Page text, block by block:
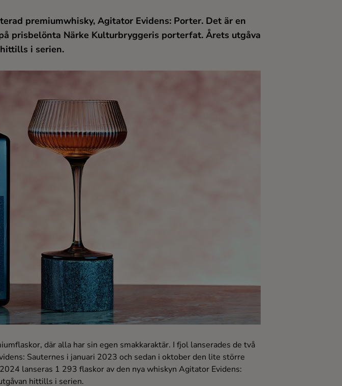
premiumwhisky, Agitator Evidens: Porter. Det är en
prisbelönta Närke Kulturbryggeris porterfat. Årets utgåva
i serien.
där alla har sin egen smakkaraktär. I fjol lanserades de två
Sauternes i januari 2023 och sedan i oktober den lite större
lanseras 1 293 flaskor av den nya whiskyn Agitator Evidens:
hittills i serien.